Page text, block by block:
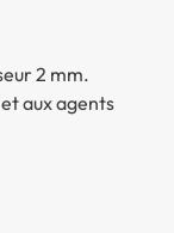
2 mm.
aux agents